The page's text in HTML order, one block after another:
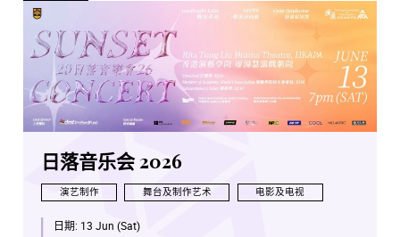
日落音乐会 2026
演艺制作 舞台及制作艺术 电影及电视
日期: 13 Jun (Sat)